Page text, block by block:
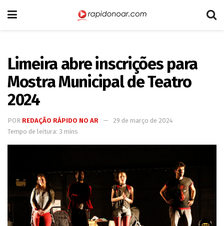
Limeira abre inscrições para
Mostra Municipal de Teatro
2024
POR REDAÇÃO RÁPIDO NO AR
29 de março de 2024
Tempo de leitura: 3 mins